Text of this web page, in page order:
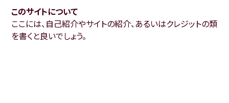
このサイトについて
ここには、自己紹介やサイトの紹介、あるいはクレジットの類
を書くと良いでしょう。